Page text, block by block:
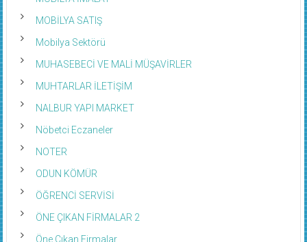
MOBİLYA SATIŞ
Mobilya Sektörü
MUHASEBECİ VE MALİ MÜŞAVİRLER
MUHTARLAR İLETİŞİM
NALBUR YAPI MARKET
Nöbetci Eczaneler
NOTER
ODUN KÖMÜR
ÖĞRENCİ SERVİSİ
ÖNE ÇIKAN FİRMALAR 2
Öne Çıkan Firmalar